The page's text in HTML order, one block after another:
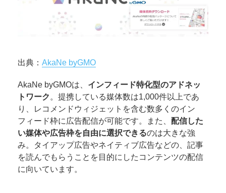
出典： AkaNe byGMO
AkaNe byGMOは、 インフィード特化型のアドネッ
トワーク 。提携している媒体数は1,000件以上であ
り、レコメンドウィジェットを含む数多くのイン
フィード枠に広告配信が可能です。また、 配信した
い媒体や広告枠を自由に選択できるのは大きな強
み。タイアップ広告やネイティブ広告などの、記事
を読んでもらうことを目的にしたコンテンツの配信
に向いています。